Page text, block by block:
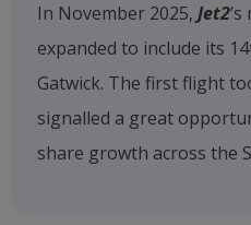
In November 2025, Jet2
expanded to include its
Gatwick. The first flight
signalled a great
share growth across the